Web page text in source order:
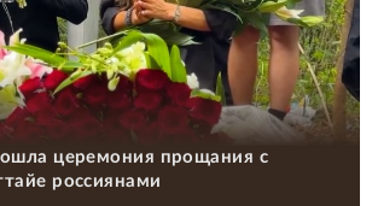
церемония прощания с
россиянами